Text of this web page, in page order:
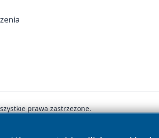
prawa zastrzeżone.